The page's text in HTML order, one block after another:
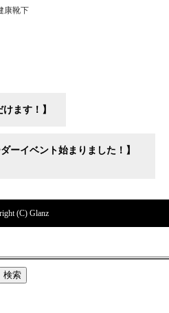
康靴下
ます！】
ーイベント始まりました！】
(C) Glanz